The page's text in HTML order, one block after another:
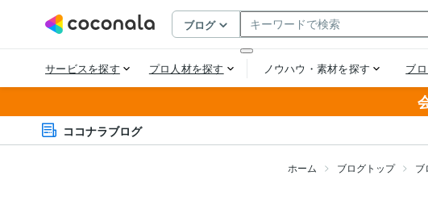
ココナラブログ
ホーム ブログトップ ブ